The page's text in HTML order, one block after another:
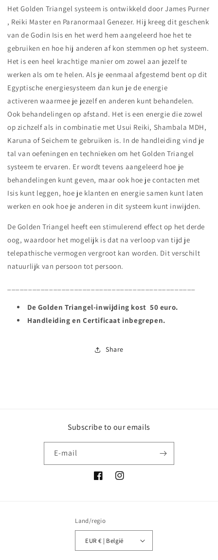
Het Golden Triangel systeem is ontwikkeld door James Purner
, Reiki Master en Paranormaal Genezer. Hij kreeg dit geschenk
van de Godin Isis en het werd hem aangeleerd hoe het te
gebruiken en hoe hij anderen af kon stemmen op het systeem.
Het is een heel krachtige manier om zowel aan jezelf te
werken als om te helen. Als je eenmaal afgestemd bent op dit
Egyptische energiesysteem dan kun je de energie
activeren waarmee je jezelf en anderen kunt behandelen.
Ook behandelingen op afstand. Het is een energie die zowel
op zichzelf als in combinatie met Usui Reiki, Shambala MDH,
Karuna of Seichem te gebruiken is. In de handleiding vind je
tal van oefeningen en technieken om het Golden Triangel
systeem te ervaren. Er wordt tevens aangeleerd hoe je
behandelingen kunt geven, maar ook hoe je contacten met
Isis kunt leggen, hoe je klanten en energie samen kunt laten
werken en ook hoe je anderen in dit systeem kunt inwijden.
De Golden Triangel heeft een stimulerend effect op het derde
oog, waardoor het mogelijk is dat na verloop van tijd je
telepathische vermogen vergroot kan worden. Dit verschilt
natuurlijk van persoon tot persoon.
De Golden Triangel-inwijding kost 50 euro.
Handleiding en Certificaat inbegrepen.
Share
Subscribe to our emails
E‑mail
FacebookInstagram
Land/regio
EUR € | België